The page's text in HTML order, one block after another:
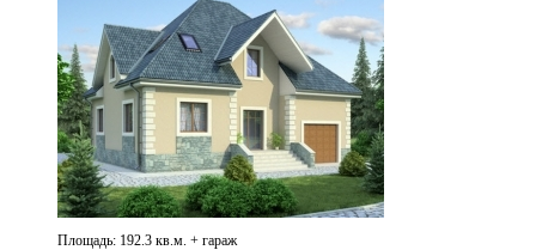
Площадь: 192.3 кв.м. + гараж